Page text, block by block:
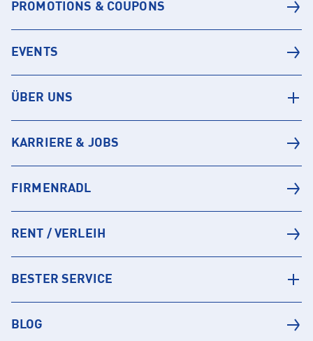
PROMOTIONS & COUPONS
EVENTS
ÜBER UNS
KARRIERE & JOBS
FIRMENRADL
RENT / VERLEIH
BESTER SERVICE
BLOG